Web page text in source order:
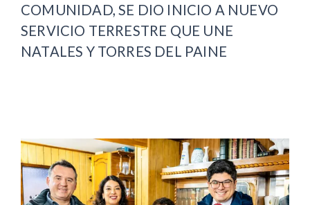
COMUNIDAD, SE DIO INICIO A NUEVO
SERVICIO TERRESTRE QUE UNE
NATALES Y TORRES DEL PAINE